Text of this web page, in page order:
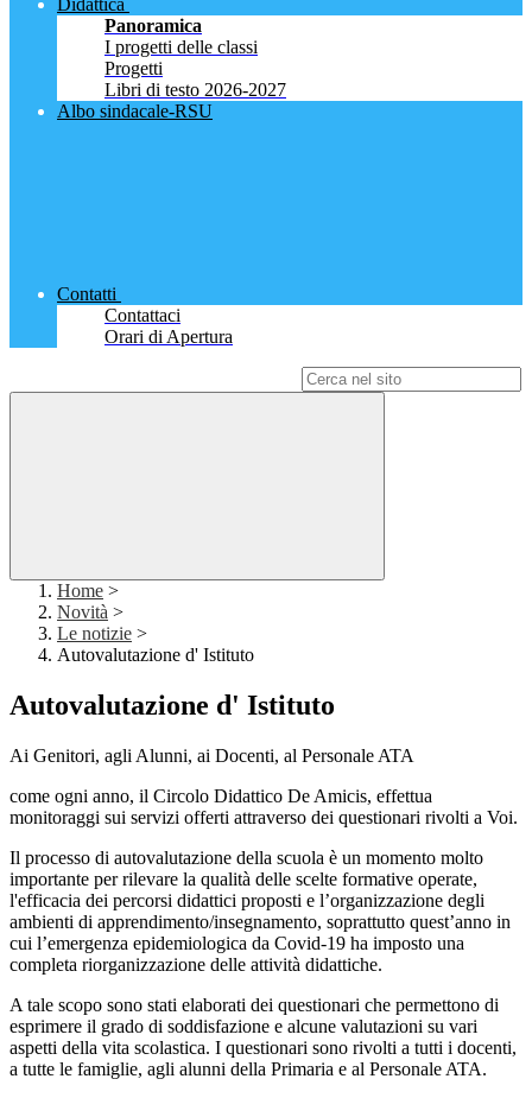
Didattica
Panoramica
I progetti delle classi
Progetti
Libri di testo 2026-2027
Albo sindacale-RSU
Contatti
Contattaci
Orari di Apertura
Home >
Novità >
Le notizie >
Autovalutazione d' Istituto
Autovalutazione d' Istituto
Ai Genitori, agli Alunni, ai Docenti, al Personale ATA
come ogni anno, il Circolo Didattico De Amicis, effettua
monitoraggi sui servizi offerti attraverso dei questionari rivolti a Voi.
Il processo di autovalutazione della scuola è un momento molto
importante per rilevare la qualità delle scelte formative operate,
l'efficacia dei percorsi didattici proposti e l’organizzazione degli
ambienti di apprendimento/insegnamento, soprattutto quest’anno in
cui l’emergenza epidemiologica da Covid-19 ha imposto una
completa riorganizzazione delle attività didattiche.
A tale scopo sono stati elaborati dei questionari che permettono di
esprimere il grado di soddisfazione e alcune valutazioni su vari
aspetti della vita scolastica. I questionari sono rivolti a tutti i docenti,
a tutte le famiglie, agli alunni della Primaria e al Personale ATA.